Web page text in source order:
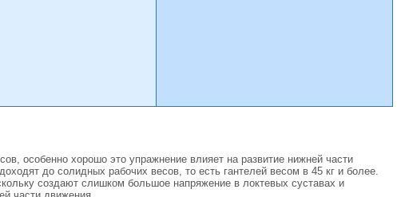
особенно хорошо это упражнение влияет на развитие нижней части
до солидных рабочих весов, то есть гантелей весом в 45 кг и более.
создают слишком большое напряжение в локтевых суставах и